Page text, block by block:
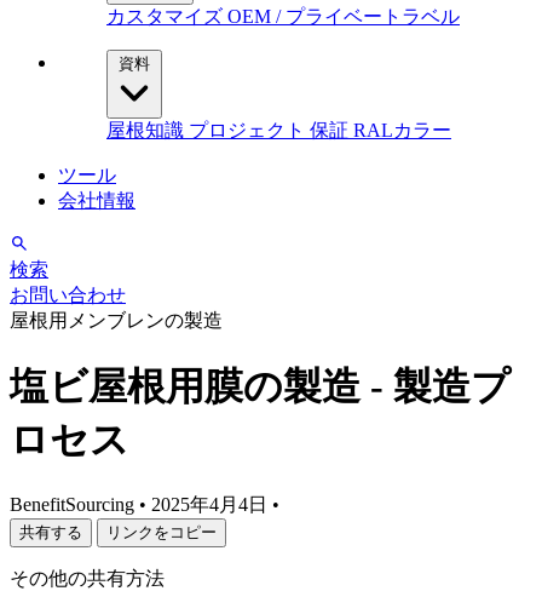
カスタマイズ OEM / プライベートラベル
資料
屋根知識 プロジェクト 保証 RALカラー
ツール
会社情報
検索
お問い合わせ
屋根用メンブレンの製造
塩ビ屋根用膜の製造 - 製造プ
ロセス
BenefitSourcing • 2025年4月4日 •
共有する リンクをコピー
その他の共有方法